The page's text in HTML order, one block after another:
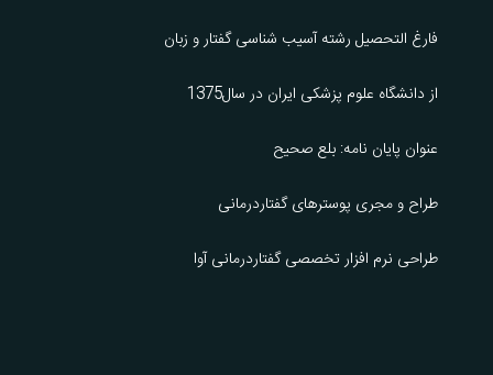
فارغ التحصیل رشته آسیب شناسی گفتار و زبان
از دانشگاه علوم پزشکی ایران در سال1375
عنوان پایان نامه: بلع صحیح
طراح و مجری پوسترهای گفتاردرمانی
طراحی نرم افزار تخصصی گفتاردرمانی آوا